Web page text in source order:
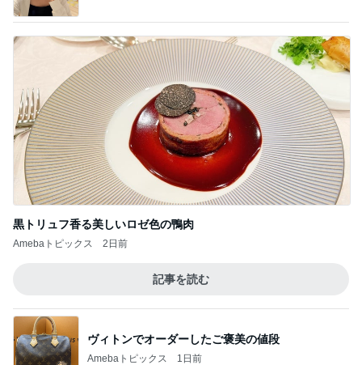
黒トリュフ香る美しいロゼ色の鴨肉
Amebaトピックス 2日前
記事を読む
ヴィトンでオーダーしたご褒美の値段
Amebaトピックス 1日前